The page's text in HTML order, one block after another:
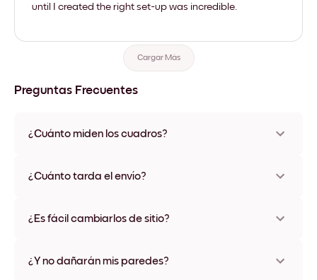
until I created the right set-up was incredible.
Cargar Más
Preguntas Frecuentes
¿Cuánto miden los cuadros?
varios materiales y colores de marco, incluidas opciones sin
¿Cuánto tarda el envío?
disponibles en algunos países. Te enviaremos un número de
¿Es fácil cambiarlos de sitio?
ningún daño
¿Y no dañarán mis paredes?